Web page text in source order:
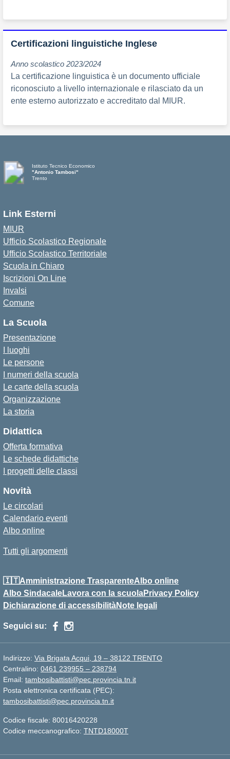
Certificazioni linguistiche Inglese
Anno scolastico 2023/2024
La certificazione linguistica è un documento ufficiale
riconosciuto a livello internazionale e rilasciato da un
ente esterno autorizzato e accreditato dal MIUR.
Istituto Tecnico Economico
"Antonio Tambosi"
Trento
Link Esterni
MIUR
Ufficio Scolastico Regionale
Ufficio Scolastico Territoriale
Scuola in Chiaro
Iscrizioni On Line
Invalsi
Comune
La Scuola
Presentazione
I luoghi
Le persone
I numeri della scuola
Le carte della scuola
Organizzazione
La storia
Didattica
Offerta formativa
Le schede didattiche
I progetti delle classi
Novità
Le circolari
Calendario eventi
Albo online
Tutti gli argomenti
🇮🇹Amministrazione TrasparenteAlbo online
Albo SindacaleLavora con la scuolaPrivacy Policy
Dichiarazione di accessibilitàNote legali
Seguici su:
Indirizzo: Via Brigata Acqui, 19 – 38122 TRENTO
Centralino: 0461 239955 – 238794
Email: tambosibattisti@pec.provincia.tn.it
Posta elettronica certificata (PEC):
tambosibattisti@pec.provincia.tn.it
Codice fiscale: 80016420228
Codice meccanografico: TNTD18000T